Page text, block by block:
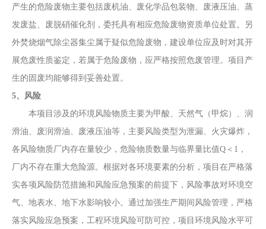
产生的危险废物主要包括废机油、废化学品包装物、废液压油、蒸
发废盐、废脱硝催化剂， 委托具有相应危险废物资质单位处置。
另
外焚烧烟气除尘器集尘属于疑似危险废物，建设单位应及时对其开
展危废性质鉴定，若属于危险废物，应严格按照危废管理。项目 产
生的固废均能够得到妥善处置。
5、风险
本项目 涉及的环境风险物质主要为甲酸、天然气（甲烷）、润
滑油、废润滑油、废液压油等，主要风险类型为泄漏、火灾爆炸，
各风险物质厂内存在量较少， 危险物质数量与临界量比值Q ＜ 1 ，
厂内不存在重大危险源。 根据对各环境要素的分析 ，项目在严格落
实各项风险防范措施和风险应急预案的前提下， 风险事故对环境空
气、地表水、地下水影响较小。通过加强生产期间风险管理， 严格
落实风险应急预案，工程环境风险可防可控，项目 环境风险水平可